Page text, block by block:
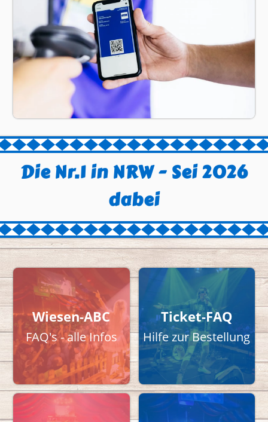
Die Nr.1 in NRW - Sei 2026
dabei
Wiesen-ABC
FAQ's - alle Infos
Ticket-FAQ
Hilfe zur Bestellung